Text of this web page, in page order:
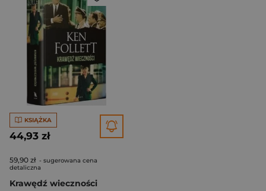
KSIĄŻKA
44,93 zł
59,90 zł - sugerowana cena
detaliczna
Krawędź wieczności